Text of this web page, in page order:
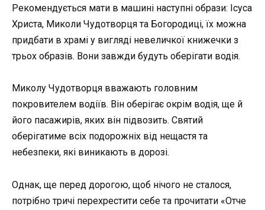
Рекомендується мати в машині наступні образи: Ісуса
Христа, Миколи Чудотворця та Богородиці, їх можна
придбати в храмі у вигляді невеличкої книжечки з
трьох образів. Вони завжди будуть оберігати водія.
Миколу Чудотворця вважають головним
покровителем водіїв. Він оберігає окрім водія, ще й
його пасажирів, яких він підвозить. Святий
оберігатиме всіх подорожніх від нещастя та
небезпеки, які виникають в дорозі.
Однак, ще перед дорогою, щоб нічого не сталося,
потрібно тричі перехрестити себе та прочитати «Отче